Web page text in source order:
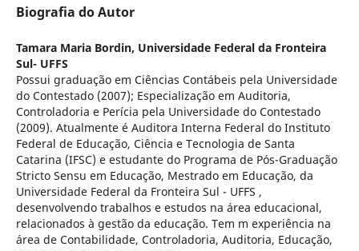
Biografia do Autor
Tamara Maria Bordin, Universidade Federal da Fronteira
Sul- UFFS
Possui graduação em Ciências Contábeis pela Universidade
do Contestado (2007); Especialização em Auditoria,
Controladoria e Perícia pela Universidade do Contestado
(2009). Atualmente é Auditora Interna Federal do Instituto
Federal de Educação, Ciência e Tecnologia de Santa
Catarina (IFSC) e estudante do Programa de Pós-Graduação
Stricto Sensu em Educação, Mestrado em Educação, da
Universidade Federal da Fronteira Sul - UFFS ,
desenvolvendo trabalhos e estudos na área educacional,
relacionados à gestão da educação. Tem m experiência na
área de Contabilidade, Controladoria, Auditoria, Educação,